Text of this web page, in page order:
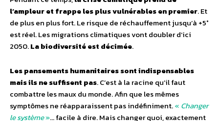
l’ampleur et frappe les plus vulnérables en premier. Et
de plus en plus fort. Le risque de réchauffement jusqu’à +5°
est réel. Les migrations climatiques vont doubler d’ici
2050.La biodiversité est décimée.
Les pansements humanitaires sont indispensables
mais ils ne suffisent pas. C’est à la racine qu’il faut
combattre les maux du monde. Afin que les mêmes
symptômes ne réapparaissent pas indéfiniment.« Changer
le système»… facile à dire. Mais changer quoi, exactement